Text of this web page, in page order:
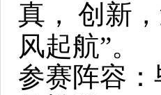
真， 创新
风起航”。
参赛阵容